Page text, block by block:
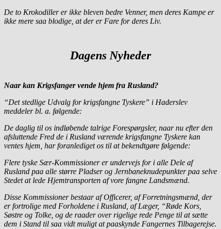
De to Krokodiller er ikke bleven bedre Venner, men deres Kampe er
ikke mere saa blodige, at der er Fare for deres Liv.
Dagens Nyheder
Naar kan Krigsfanger vende hjem fra Rusland?
“Det stedlige Udvalg for krigsfangne Tyskere” i Haderslev
meddeler bl. a. følgende:
De daglig til os indløbende talrige Forespørgsler, naar nu efter den
afsluttende Fred de i Rusland værende krigsfangne Tyskere kan
ventes hjem, har foranlediget os til at bekendtgøre følgende:
Flere tyske Sær-Kommissioner er undervejs for i alle Dele af
Rusland paa alle større Pladser og Jernbaneknudepunkter paa selve
Stedet at lede Hjemtransporten af vore fangne Landsmænd.
Disse Kommissioner bestaar af Officerer, af Forretningsmænd, der
er fortrolige med Forholdene i Rusland, af Læger, “Røde Kors,
Søstre og Tolke, og de raader over rigelige rede Penge til at sætte
dem i Stand til saa vidt muligt at paaskynde Fangernes Tilbagerejse.